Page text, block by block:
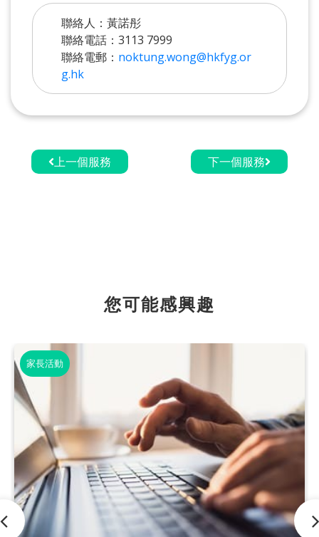
聯絡人：黃諾彤
聯絡電話：3113 7999
聯絡電郵： noktung.wong@hkfyg.or
g.hk
上一個服務 下一個服務
您可能感興趣
家長活動